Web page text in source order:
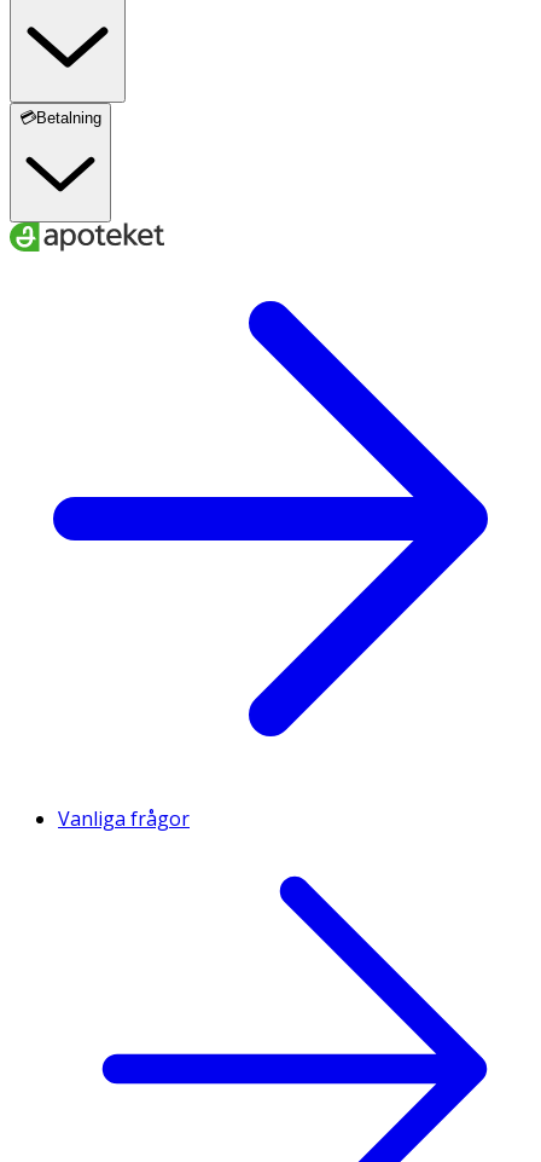
💳Betalning
Vanliga frågor